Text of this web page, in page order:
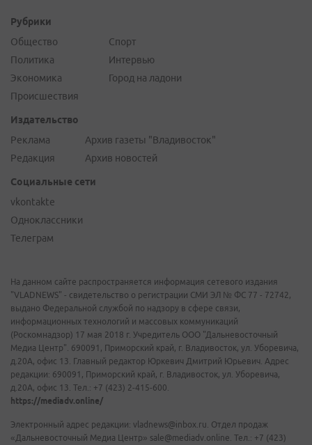
Рубрики
Общество
Политика
Экономика
Происшествия
Спорт
Интервью
Город на ладони
Издательство
Реклама
Редакция
Архив газеты "Владивосток"
Архив новостей
Социальные сети
vkontakte
Одноклассники
Телеграм
На данном сайте распространяется информация сетевого издания
"VLADNEWS" - свидетельство о регистрации СМИ ЭЛ № ФС 77 - 72742,
выдано Федеральной службой по надзору в сфере связи,
информационных технологий и массовых коммуникаций
(Роскомнадзор) 17 мая 2018 г. Учредитель ООО "Дальневосточный
Медиа Центр". 690091, Приморский край, г. Владивосток, ул. Уборевича,
д.20А, офис 13. Главный редактор Юркевич Дмитрий Юрьевич. Адрес
редакции: 690091, Приморский край, г. Владивосток, ул. Уборевича,
д.20А, офис 13. Тел.: +7 (423) 2-415-600.
https://mediadv.online/
Электронный адрес редакции: vladnews@inbox.ru. Отдел продаж
«Дальневосточный Медиа Центр» sale@mediadv.online. Тел.: +7 (423)